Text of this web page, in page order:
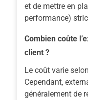
et de mettre en
performance)
Combien coûte
client ?
Le coût varie
Cependant,
généralement de